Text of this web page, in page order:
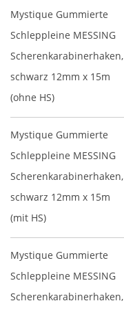
Mystique Gummierte
Schleppleine MESSING
Scherenkarabinerhaken,
schwarz 12mm x 15m
(ohne HS)
Mystique Gummierte
Schleppleine MESSING
Scherenkarabinerhaken,
schwarz 12mm x 15m
(mit HS)
Mystique Gummierte
Schleppleine MESSING
Scherenkarabinerhaken,